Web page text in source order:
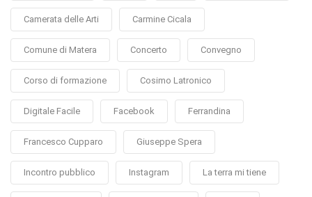
Camerata delle Arti Carmine Cicala
Comune di Matera Concerto Convegno
Corso di formazione Cosimo Latronico
Digitale Facile Facebook Ferrandina
Francesco Cupparo Giuseppe Spera
Incontro pubblico Instagram La terra mi tiene